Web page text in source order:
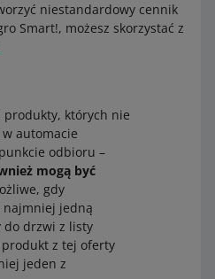
Kurier) (Allegro Delivery)
Allegro Przesyłka polecona
odbioru lub
(Allegro Delivery)lub
(Allegro Delivery)
niestandardowy cennik
Smart!, możesz skorzystać z
produkty, których nie
automacie
odbioru –
mogą być
gdy
najmniej jedną
do drzwi z listy
z tej oferty
jeden z